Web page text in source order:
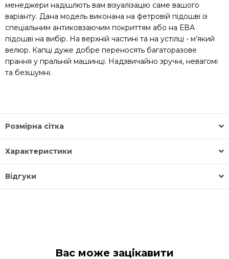
менеджери надішлють вам візуалізацію саме вашого
варіанту. Дана модель виконана на фетровій підошві із
спеціальним антиковзаючим покриттям або на ЕВА
підошві на вибір. На верхній частині та на устілці - м’який
велюр. Капці дуже добре переносять багаторазове
прання у пральній машинці. Надзвичайно зручні, невагомі
та безшумні.
Розмірна сітка
Характеристики
Відгуки
Вас може зацікавити